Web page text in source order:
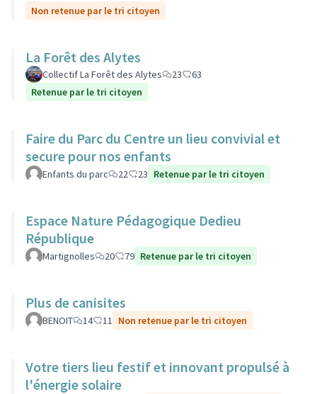
Non retenue par le tri citoyen
La Forêt des Alytes
Collectif La Forêt des Alytes 23
63
Retenue par le tri citoyen
Faire du Parc du Centre un lieu convivial et
secure pour nos enfants
Enfants du parc 22 23 Retenue par le tri citoyen
Espace Nature Pédagogique Dedieu
République
Martignolles 20 79 Retenue par le tri citoyen
Plus de canisites
BENOIT 14 11 Non retenue par le tri citoyen
Votre tiers lieu festif et innovant propulsé à
l'énergie solaire